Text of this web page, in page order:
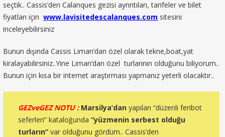
seçtik.. Cassis’den Calanques gezisi ayrıntıları, tarifeler ve bilet
fiyatları içinwww.lavisitedescalanques.com sitesini
inceleyebilirsiniz
Bunun dışında Cassis Liman’dan özel olarak tekne,boat,yat
kiralayabilirsiniz..Yine Liman’dan özel turlarının olduğunu biliyorum..
Bunun için kısa bir internet araştırması yapmanız yeterli olacaktır..
GEZveGEZ NOTU : Marsilya’dan yapılan “düzenli feribot
seferleri” kataloğunda“yüzmenin serbest olduğu
turların”var olduğunu gördüm.. Cassis’den